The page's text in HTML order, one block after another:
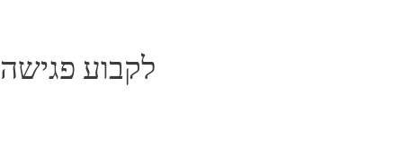
לקבוע פגישה